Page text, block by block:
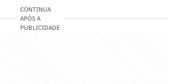
CONTINUA
APÓS A
PUBLICIDADE